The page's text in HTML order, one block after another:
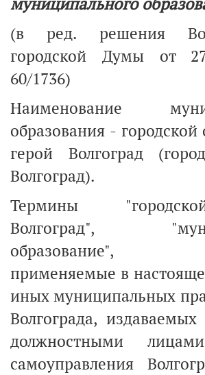
(в ред. решения
городской Думы от
60/1736)
Наименование
образования - городской
герой Волгоград
Волгоград).
Термины
Волгоград",
образование",
применяемые в
иных муниципальных
Волгограда,
должностными
самоуправления